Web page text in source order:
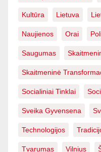
Kultūra Lietuva
Naujienos Orai
Saugumas
Skaitmeninė
Socialiniai Tinklai
Sveika Gyvensena
Technologijos
Tvarumas Vilnius